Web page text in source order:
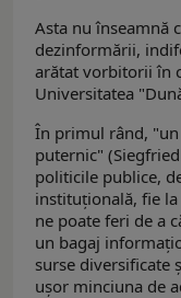
Asta nu înseamnă
dezinformării,
arătat vorbitorii în
Universitatea
În primul rând, "un
puternic"
politicile publice,
instituțională, fie
ne poate feri de a
un bagaj
surse diversificate
ușor minciuna de